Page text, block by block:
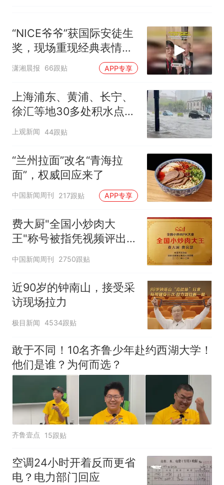
“NICE爷爷”获国际安徒生
奖，现场重现经典表情
包，向中国粉丝问好
潇湘晨报 66跟贴 APP专享
上海浦东、黄浦、长宁、
徐汇等地30多处积水点正
在抢排
上观新闻 44跟贴
“兰州拉面”改名“青海拉
面”，权威回应来了
中国新闻周刊 217跟贴 APP专享
费大厨"全国小炒肉大
王"称号被指凭视频评出
官方回应
中国新闻周刊 2750跟贴
近90岁的钟南山，接受采
访现场拉力
极目新闻 4534跟贴
敢于不同！10名齐鲁少年赴约西湖大学！
他们是谁？为何而选？
齐鲁壹点 15跟贴
空调24小时开着反而更省
电？电力部门回应